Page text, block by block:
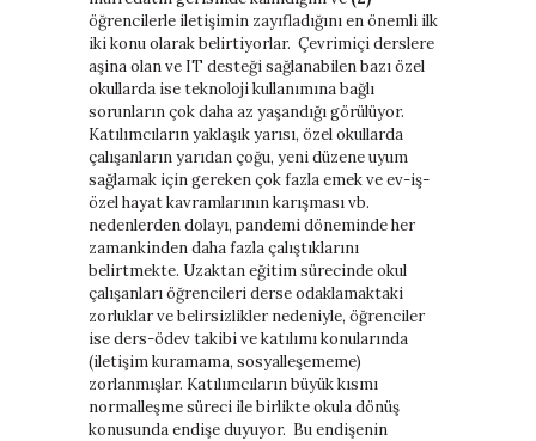
öğrencilerle iletişimin zayıfladığını en önemli ilk
iki konu olarak belirtiyorlar. Çevrimiçi derslere
aşina olan ve IT desteği sağlanabilen bazı özel
okullarda ise teknoloji kullanımına bağlı
sorunların çok daha az yaşandığı görülüyor.
Katılımcıların yaklaşık yarısı, özel okullarda
çalışanların yarıdan çoğu, yeni düzene uyum
sağlamak için gereken çok fazla emek ve ev-iş-
özel hayat kavramlarının karışması vb.
nedenlerden dolayı, pandemi döneminde her
zamankinden daha fazla çalıştıklarını
belirtmekte. Uzaktan eğitim sürecinde okul
çalışanları öğrencileri derse odaklamaktaki
zorluklar ve belirsizlikler nedeniyle, öğrenciler
ise ders-ödev takibi ve katılımı konularında
(iletişim kuramama, sosyalleşememe)
zorlanmışlar. Katılımcıların büyük kısmı
normalleşme süreci ile birlikte okula dönüş
konusunda endişe duyuyor. Bu endişenin